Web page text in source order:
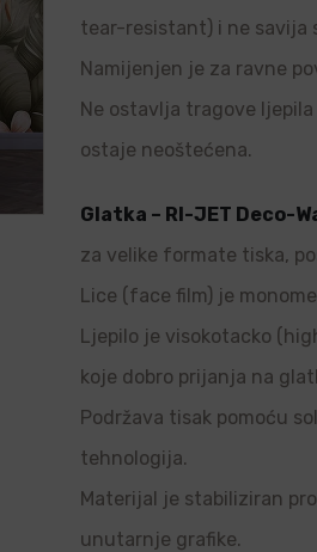
tear-resistant) i ne savija
Namijenjen je za ravne
Ne ostavlja tragove
ostaje neoštećena.
Glatka – RI-JET Deco-
za velike formate tiska,
Lice (face film) je
Ljepilo je visokotacko
koje dobro prijanja na
Podržava tisak pomoću
tehnologija.
Materijal je stabiliziran
unutarnje grafike.